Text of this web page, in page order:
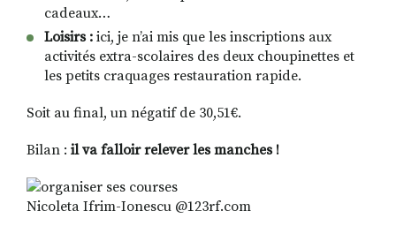
cadeaux…
Loisirs : ici, je n’ai mis que les inscriptions aux
activités extra-scolaires des deux choupinettes et
les petits craquages restauration rapide.
Soit au final, un négatif de 30,51€.
Bilan : il va falloir relever les manches !
Nicoleta Ifrim-Ionescu @123rf.com